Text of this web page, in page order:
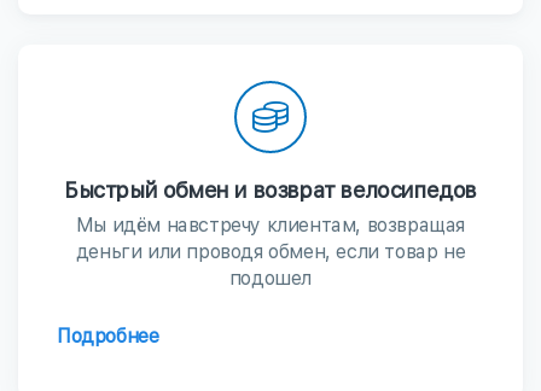
Быстрый обмен и возврат велосипедов
Мы идём навстречу клиентам, возвращая
деньги или проводя обмен, если товар не
подошел
Подробнее